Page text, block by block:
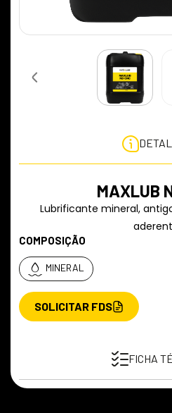
FICHA
MAXLUB
Lubrificante mineral,
COMPOSIÇÃO
MINERAL
SOLICITAR FDS